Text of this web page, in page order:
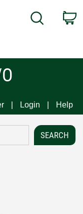
Search
Login Help